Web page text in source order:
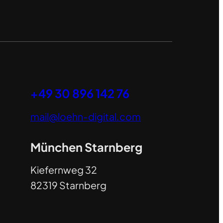
+49 30 896 142 76
mail@loehn-digital.com
München Starnberg
Kiefernweg 32
82319 Starnberg